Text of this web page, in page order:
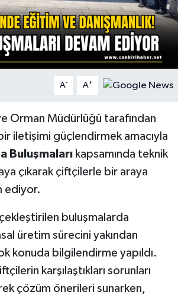
A- A+
ve Orman Müdürlüğü tarafından
iletişimi güçlendirmek amacıyla
Buluşmalarıkapsamında teknik
çıkarak çiftçilerle bir araya
ediyor.
buluşmalarda
üretim sürecini yakından
konuda bilgilendirme yapıldı.
karşılaştıkları sorunları
çözüm önerileri sunarken,